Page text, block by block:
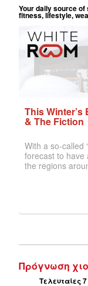
Πρόγνωση
Τελευταίες